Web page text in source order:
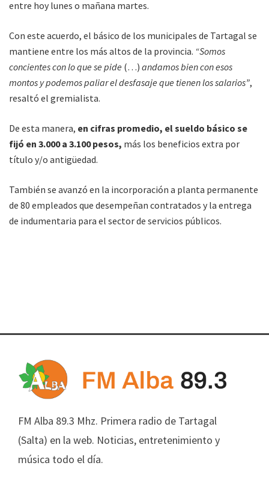
entre hoy lunes o mañana martes.
Con este acuerdo, el básico de los municipales de Tartagal se
mantiene entre los más altos de la provincia. “Somos
concientes con lo que se pide (…) andamos bien con esos
montos y podemos paliar el desfasaje que tienen los salarios”,
resaltó el gremialista.
De esta manera, en cifras promedio, el sueldo básico se
fijó en 3.000 a 3.100 pesos, más los beneficios extra por
título y/o antigüedad.
También se avanzó en la incorporación a planta permanente
de 80 empleados que desempeñan contratados y la entrega
de indumentaria para el sector de servicios públicos.
FM Alba 89.3 Mhz. Primera radio de Tartagal
(Salta) en la web. Noticias, entretenimiento y
música todo el día.